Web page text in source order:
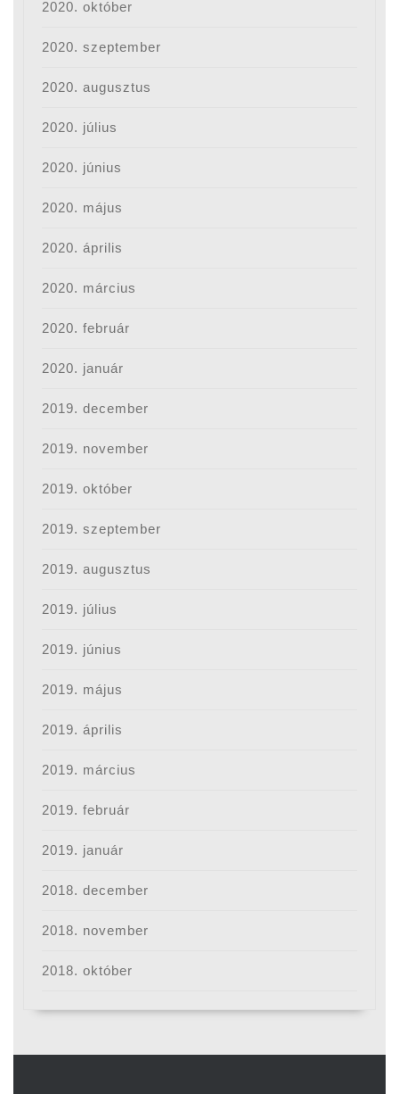
2020. október
2020. szeptember
2020. augusztus
2020. július
2020. június
2020. május
2020. április
2020. március
2020. február
2020. január
2019. december
2019. november
2019. október
2019. szeptember
2019. augusztus
2019. július
2019. június
2019. május
2019. április
2019. március
2019. február
2019. január
2018. december
2018. november
2018. október